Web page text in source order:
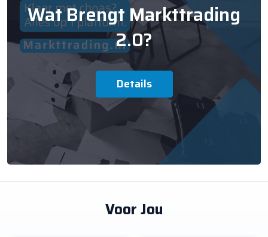
Wat Brengt Markttrading
2.0?
Details
Voor Jou